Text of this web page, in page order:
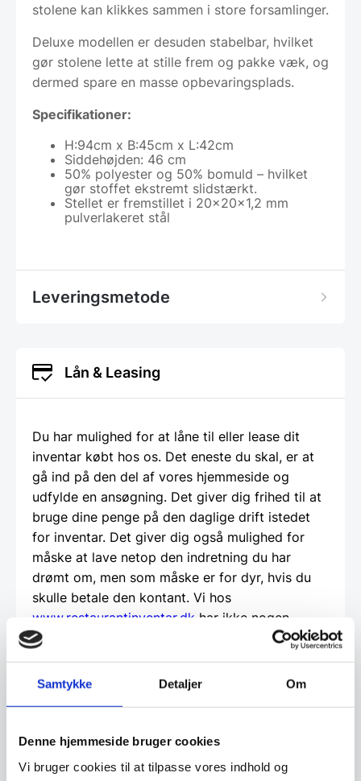
Samtykke Detaljer Om
Denne hjemmeside bruger cookies
Vi bruger cookies til at tilpasse vores indhold og
stolene kan klikkes sammen i store forsamlinger.
Deluxe modellen er desuden stabelbar, hvilket
gør stolene lette at stille frem og pakke væk, og
dermed spare en masse opbevaringsplads.
Specifikationer:
H:94cm x B:45cm x L:42cm
Siddehøjden: 46 cm
50% polyester og 50% bomuld – hvilket
gør stoffet ekstremt slidstærkt.
Stellet er fremstillet i 20x20x1,2 mm
pulverlakeret stål
Leveringsmetode
Lån & Leasing
Du har mulighed for at låne til eller lease dit
inventar købt hos os. Det eneste du skal, er at
gå ind på den del af vores hjemmeside og
udfylde en ansøgning. Det giver dig frihed til at
bruge dine penge på den daglige drift istedet
for inventar. Det giver dig også mulighed for
måske at lave netop den indretning du har
drømt om, men som måske er for dyr, hvis du
skulle betale den kontant. Vi hos
www.restaurantinventar.dk har ikke nogen
økonomisk interesse i at tilbyde dig dette ud
låntagning og leasing foregår direkte imellem
denne service.